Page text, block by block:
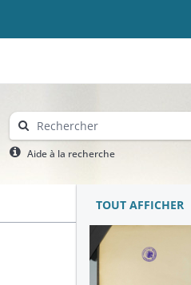
Aide à la recherche
TOUT AFFICHER